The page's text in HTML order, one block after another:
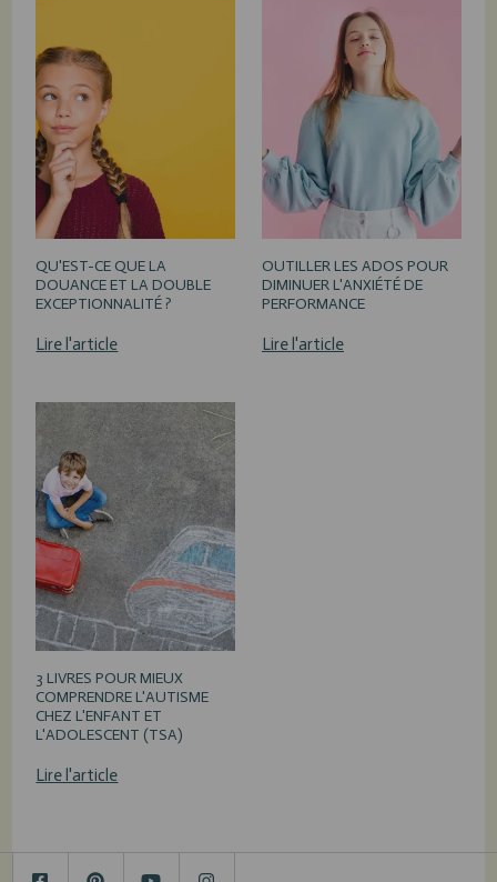
QU'EST-CE QUE LA
DOUANCE ET LA DOUBLE
EXCEPTIONNALITÉ ?
Lire l'article
OUTILLER LES ADOS POUR
DIMINUER L'ANXIÉTÉ DE
PERFORMANCE
Lire l'article
3 LIVRES POUR MIEUX
COMPRENDRE L'AUTISME
CHEZ L'ENFANT ET
L'ADOLESCENT (TSA)
Lire l'article